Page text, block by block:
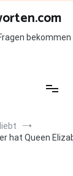
hat Queen